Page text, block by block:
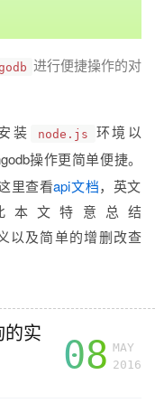
进行便捷操作的对
装 node.js
环境以
操作更简单便捷。
里查看api文档，英文
本文特意总结
以及简单的增删改查
实
08 MAY
2016